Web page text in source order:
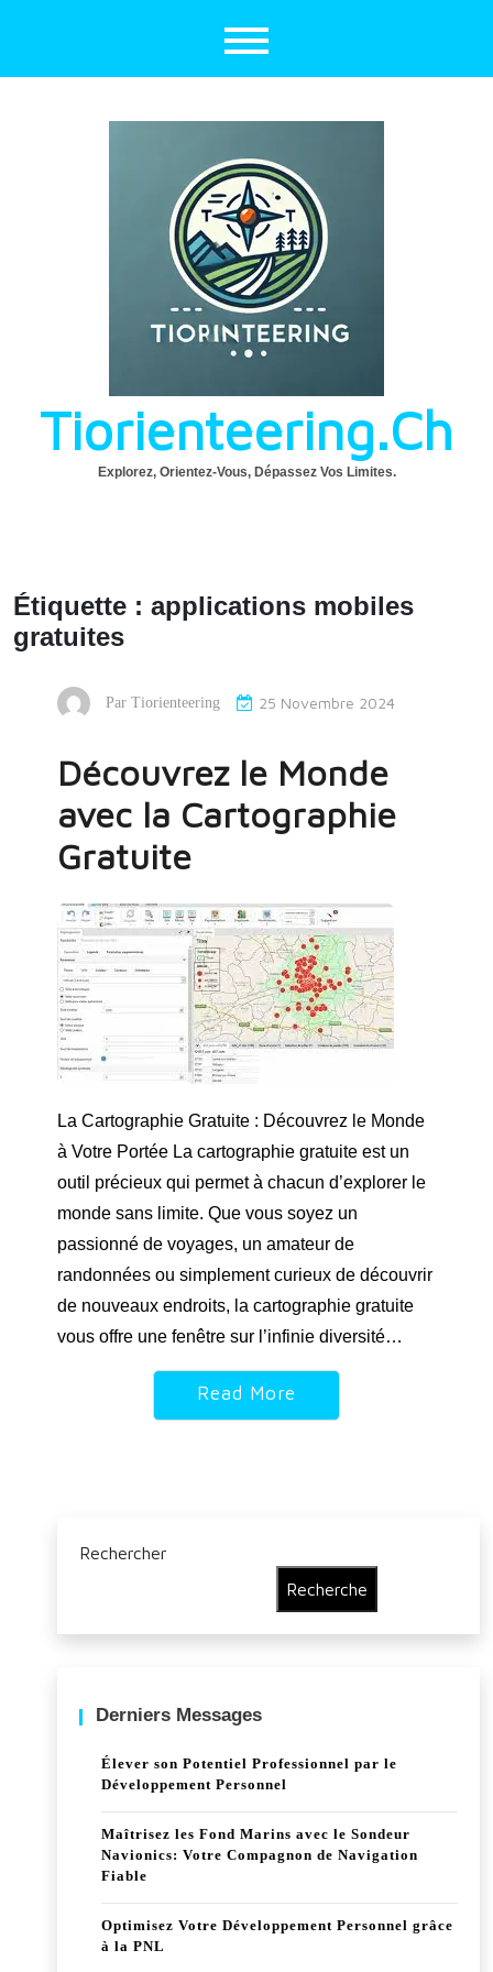
Tiorienteering.ch
Explorez, Orientez-Vous, Dépassez Vos Limites.
Étiquette : applications mobiles
gratuites
Par Tiorienteering 25 Novembre 2024
Découvrez le Monde
avec la Cartographie
Gratuite
La Cartographie Gratuite : Découvrez le Monde
à Votre Portée La cartographie gratuite est un
outil précieux qui permet à chacun d’explorer le
monde sans limite. Que vous soyez un
passionné de voyages, un amateur de
randonnées ou simplement curieux de découvrir
de nouveaux endroits, la cartographie gratuite
vous offre une fenêtre sur l’infinie diversité…
Read More
Rechercher
Recherche
Derniers Messages
Élever son Potentiel Professionnel par le
Développement Personnel
Maîtrisez les Fond Marins avec le Sondeur
Navionics: Votre Compagnon de Navigation
Fiable
Optimisez Votre Développement Personnel grâce
à la PNL